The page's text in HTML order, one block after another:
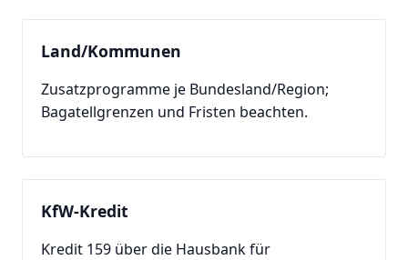
Land/Kommunen
Zusatzprogramme je Bundesland/Region;
Bagatellgrenzen und Fristen beachten.
KfW-Kredit
Kredit 159 über die Hausbank für